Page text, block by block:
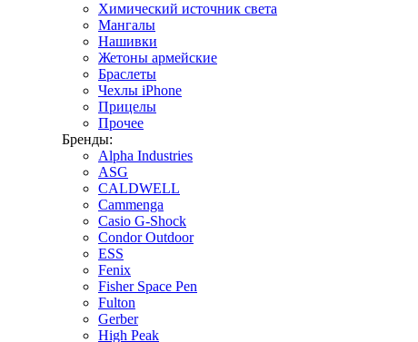
Химический источник света
Мангалы
Нашивки
Жетоны армейские
Браслеты
Чехлы iPhone
Прицелы
Прочее
Бренды:
Alpha Industries
ASG
CALDWELL
Cammenga
Casio G-Shock
Condor Outdoor
ESS
Fenix
Fisher Space Pen
Fulton
Gerber
High Peak